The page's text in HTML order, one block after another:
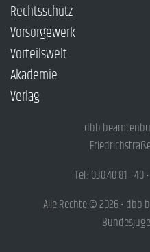
Rechtsschutz
Vorsorgewerk
Vorteilswelt
Akademie
Verlag
dbb
Friedrichstraße
Tel.: 030.40 81 - 40
Alle Rechte © 2026 •